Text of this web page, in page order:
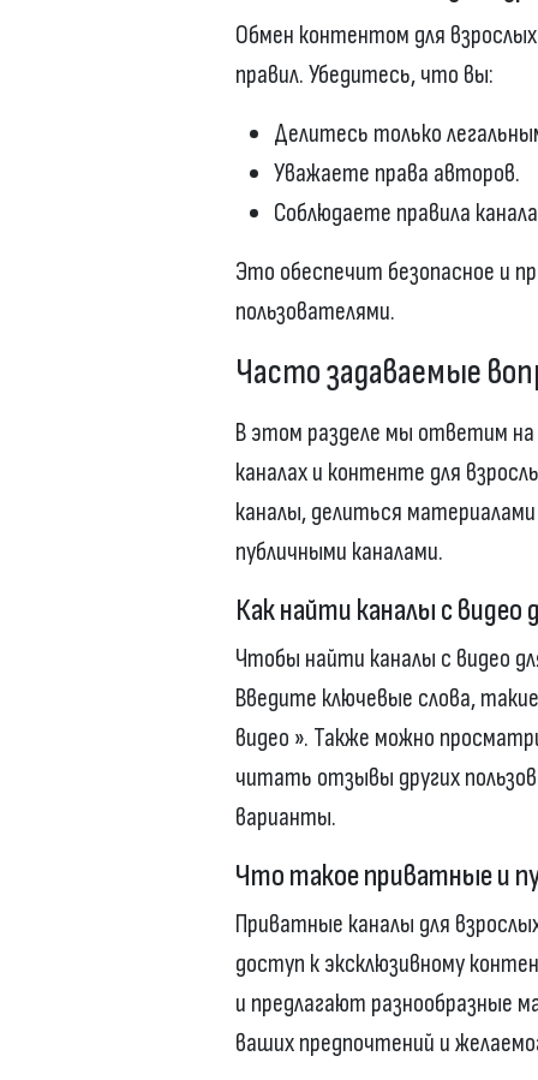
Обмен контентом для
правил. Убедитесь, что вы:
Делитесь только
Уважаете права авторов.
Соблюдаете правила
Это обеспечит безопасное и
пользователями.
Часто задаваемые
В этом разделе мы ответим
каналах и контенте для
каналы, делиться
публичными каналами.
Как найти каналы с видео
Чтобы найти каналы с видео
Введите ключевые слова,
видео ». Также можно
читать отзывы других
варианты.
Что такое приватные и
Приватные каналы для
доступ к эксклюзивному
и предлагают разнообразные
ваших предпочтений и